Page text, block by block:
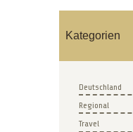
Kategorien
Deutschland
Regional
Travel